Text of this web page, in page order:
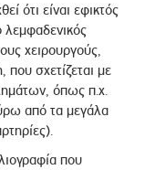
ότι είναι εφικτός
λεμφαδενικός
χειρουργούς,
που σχετίζεται με
όπως π.χ.
από τα μεγάλα
που